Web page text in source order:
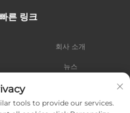
빠른 링크
회사 소개
뉴스
tools to provide our services.